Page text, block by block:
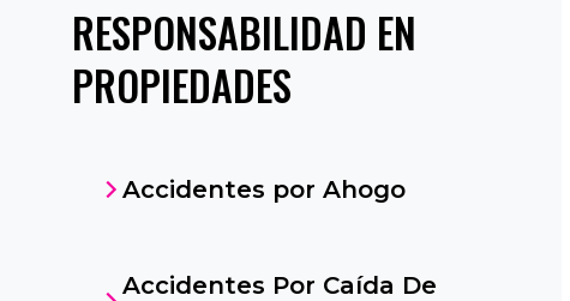
RESPONSABILIDAD EN
PROPIEDADES
Accidentes por Ahogo
Accidentes Por Caída De